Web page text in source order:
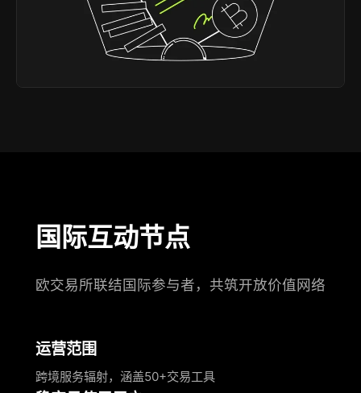
国际互动节点
欧交易所联结国际参与者，共筑开放价值网络
运营范围
跨境服务辐射，涵盖50+交易工具